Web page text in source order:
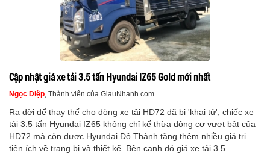
Cập nhật giá xe tải 3.5 tấn Hyundai IZ65 Gold mới nhất
Ngọc Diệp, Thành viên của GiauNhanh.com
Ra đời để thay thế cho dòng xe tải HD72 đã bị 'khai tử', chiếc xe
tải 3.5 tấn Hyundai IZ65 không chỉ kế thừa động cơ vượt bật của
HD72 mà còn được Hyundai Đô Thành tăng thêm nhiều giá trị
tiện ích về trang bị và thiết kế. Bên cạnh đó giá xe tải 3.5